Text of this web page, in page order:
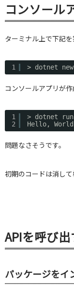
コンソール
ターミナル上で下記
1 > dotnet
コンソールアプリが作
1
2
> dotnet run
Hello,
問題なさそうです。
初期のコードは消して
APIを呼び出
パッケージをイ